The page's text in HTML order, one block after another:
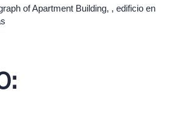
of Apartment Building, , edificio en